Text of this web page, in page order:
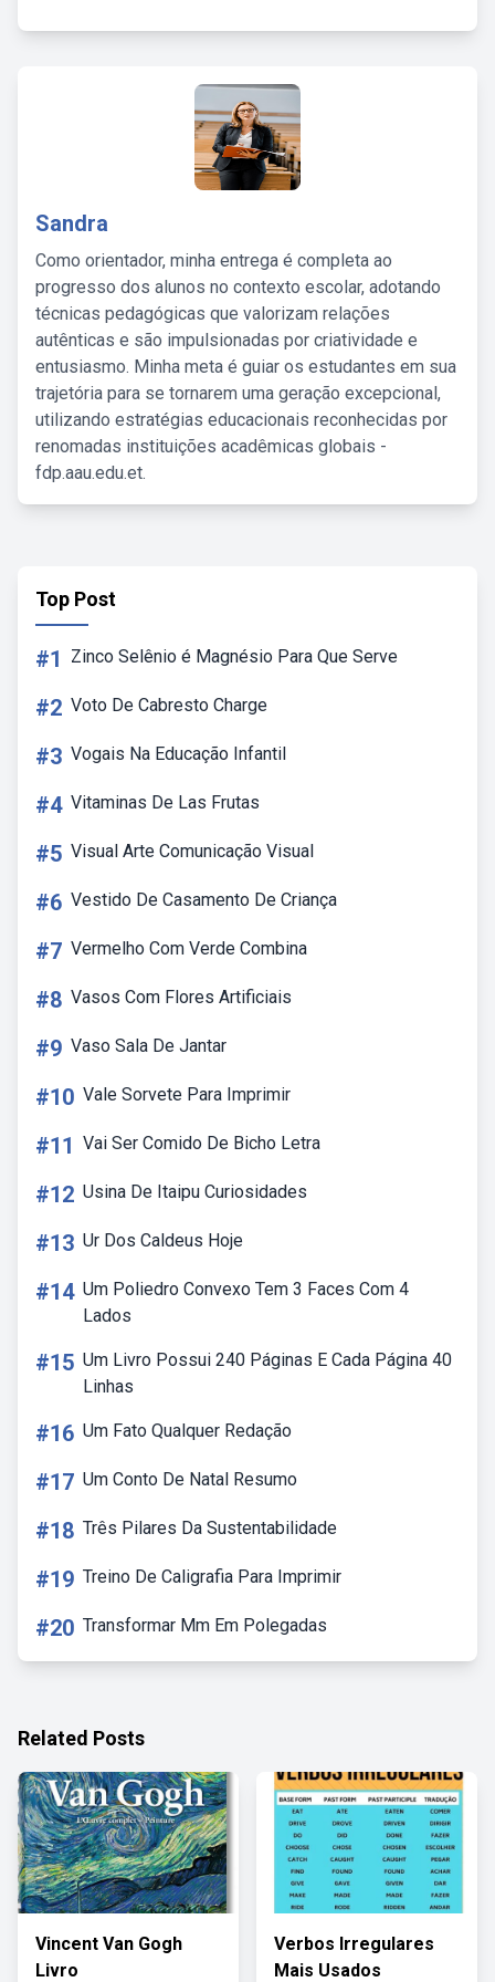
Sandra
Como orientador, minha entrega é completa ao
progresso dos alunos no contexto escolar, adotando
técnicas pedagógicas que valorizam relações
autênticas e são impulsionadas por criatividade e
entusiasmo. Minha meta é guiar os estudantes em sua
trajetória para se tornarem uma geração excepcional,
utilizando estratégias educacionais reconhecidas por
renomadas instituições acadêmicas globais -
fdp.aau.edu.et.
Top Post
#1 Zinco Selênio é Magnésio Para Que Serve
#2 Voto De Cabresto Charge
#3 Vogais Na Educação Infantil
#4 Vitaminas De Las Frutas
#5 Visual Arte Comunicação Visual
#6 Vestido De Casamento De Criança
#7 Vermelho Com Verde Combina
#8 Vasos Com Flores Artificiais
#9 Vaso Sala De Jantar
#10 Vale Sorvete Para Imprimir
#11 Vai Ser Comido De Bicho Letra
#12 Usina De Itaipu Curiosidades
#13 Ur Dos Caldeus Hoje
#14 Um Poliedro Convexo Tem 3 Faces Com 4
Lados
#15 Um Livro Possui 240 Páginas E Cada Página 40
Linhas
#16 Um Fato Qualquer Redação
#17 Um Conto De Natal Resumo
#18 Três Pilares Da Sustentabilidade
#19 Treino De Caligrafia Para Imprimir
#20 Transformar Mm Em Polegadas
Related Posts
Vincent Van Gogh
Livro
Verbos Irregulares
Mais Usados